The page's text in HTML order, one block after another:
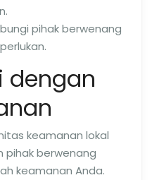
pihak berwenang
dengan
keamanan lokal
pihak berwenang
keamanan Anda.